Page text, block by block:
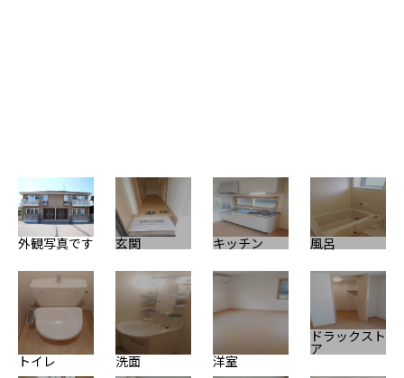
外観写真です 玄関 キッチン 風呂
トイレ 洗面 洋室
ドラックスト
ア